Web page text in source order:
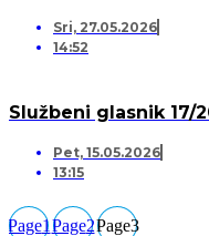
Sri, 27.05.2026
14:52
Službeni glasnik 17/
Pet, 15.05.2026
13:15
Page1Page2Page3